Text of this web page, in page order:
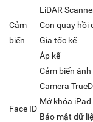
Cảm
biến
LiDAR
Con quay hồi
Gia tốc kế
Áp kế
Cảm biến
Face ID
Camera
Mở khóa iPad
Bảo mật dữ